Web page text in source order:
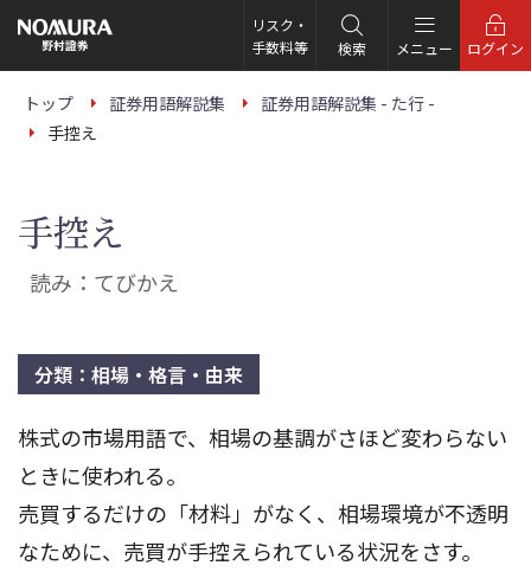
の
ー
リスク・
手数料等
検索 メニュー ログイン
トップ 証券用語解説集
証券用語解説集 - た行 -
手控え
手控え
読み：てびかえ
分類：相場・格言・由来
株式の市場用語で、相場の基調がさほど変わらない
ときに使われる。
売買するだけの「材料」がなく、相場環境が不透明
なために、売買が手控えられている状況をさす。